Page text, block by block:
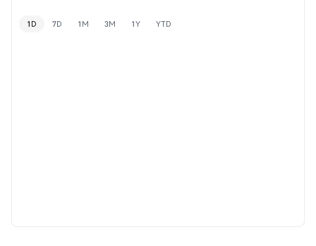
1D 7D 1M 3M 1Y YTD